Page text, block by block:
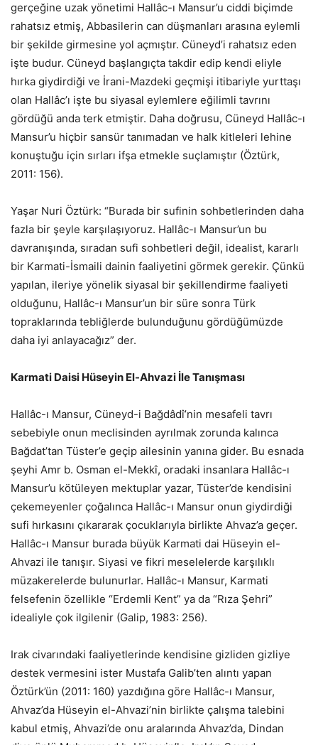
gerçeğine uzak yönetimi Hallâc-ı Mansur’u ciddi biçimde
rahatsız etmiş, Abbasilerin can düşmanları arasına eylemli
bir şekilde girmesine yol açmıştır. Cüneyd’i rahatsız eden
işte budur. Cüneyd başlangıçta takdir edip kendi eliyle
hırka giydirdiği ve İrani-Mazdeki geçmişi itibariyle yurttaşı
olan Hallâc’ı işte bu siyasal eylemlere eğilimli tavrını
gördüğü anda terk etmiştir. Daha doğrusu, Cüneyd Hallâc-ı
Mansur’u hiçbir sansür tanımadan ve halk kitleleri lehine
konuştuğu için sırları ifşa etmekle suçlamıştır (Öztürk,
2011: 156).
Yaşar Nuri Öztürk: “Burada bir sufinin sohbetlerinden daha
fazla bir şeyle karşılaşıyoruz. Hallâc-ı Mansur’un bu
davranışında, sıradan sufi sohbetleri değil, idealist, kararlı
bir Karmati-İsmaili dainin faaliyetini görmek gerekir. Çünkü
yapılan, ileriye yönelik siyasal bir şekillendirme faaliyeti
olduğunu, Hallâc-ı Mansur’un bir süre sonra Türk
topraklarında tebliğlerde bulunduğunu gördüğümüzde
daha iyi anlayacağız” der.
Karmati Daisi Hüseyin El-Ahvazi İle Tanışması
Hallâc-ı Mansur, Cüneyd-i Bağdâdî’nin mesafeli tavrı
sebebiyle onun meclisinden ayrılmak zorunda kalınca
Bağdat’tan Tüster’e geçip ailesinin yanına gider. Bu esnada
şeyhi Amr b. Osman el-Mekkî, oradaki insanlara Hallâc-ı
Mansur’u kötüleyen mektuplar yazar, Tüster’de kendisini
çekemeyenler çoğalınca Hallâc-ı Mansur onun giydirdiği
sufi hırkasını çıkararak çocuklarıyla birlikte Ahvaz’a geçer.
Hallâc-ı Mansur burada büyük Karmati dai Hüseyin el-
Ahvazi ile tanışır. Siyasi ve fikri meselelerde karşılıklı
müzakerelerde bulunurlar. Hallâc-ı Mansur, Karmati
felsefenin özellikle “Erdemli Kent” ya da “Rıza Şehri”
idealiyle çok ilgilenir (Galip, 1983: 256).
Irak civarındaki faaliyetlerinde kendisine gizliden gizliye
destek vermesini ister Mustafa Galib’ten alıntı yapan
Öztürk’ün (2011: 160) yazdığına göre Hallâc-ı Mansur,
Ahvaz’da Hüseyin el-Ahvazi’nin birlikte çalışma talebini
kabul etmiş, Ahvazi’de onu aralarında Ahvaz’da, Dindan